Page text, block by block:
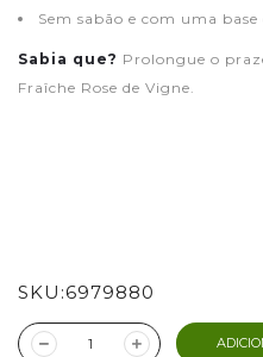
Sem sabão e com uma
Sabia que? Prolongue o
Fraîche Rose de Vigne.
SKU:6979880